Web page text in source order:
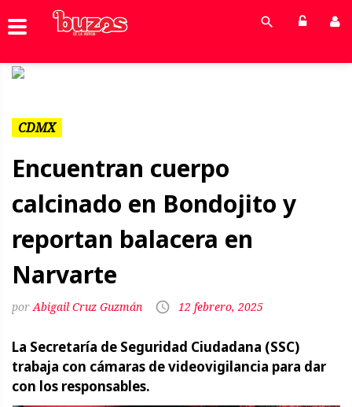
CDMX
Encuentran cuerpo
calcinado en Bondojito y
reportan balacera en
Narvarte
Abigail Cruz Guzmán 12 febrero, 2025
La Secretaría de Seguridad Ciudadana (SSC)
trabaja con cámaras de videovigilancia para dar
con los responsables.